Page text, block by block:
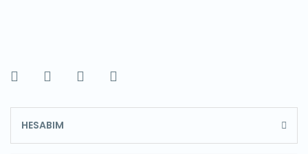
HESABIM